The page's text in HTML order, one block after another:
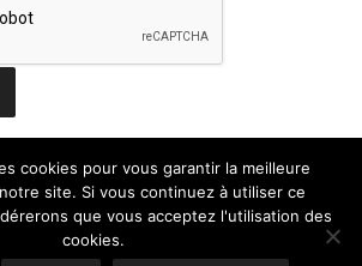
Fièrement propulsé par
cookies pour vous garantir la meilleure
site. Si vous continuez à utiliser ce
que vous acceptez l'utilisation des
cookies.